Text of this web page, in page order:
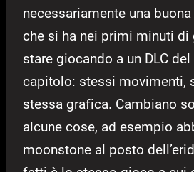
necessariamente una
che si ha nei primi minuti
stare giocando a un DLC
capitolo: stessi movimenti,
stessa grafica. Cambiano
alcune cose, ad esempio
moonstone al posto